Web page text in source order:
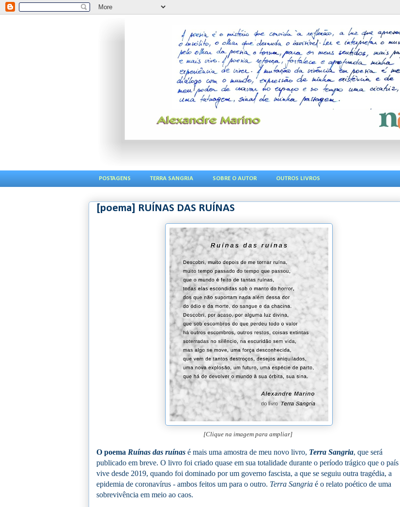
POSTAGENS TERRA SANGRIA SOBRE O AUTOR OUTROS LIVROS
[poema] RUÍNAS DAS RUÍNAS
[Clique na imagem para ampliar]
O poema Ruínas das ruínas é mais uma amostra de meu novo livro, Terra Sangria, que será
publicado em breve. O livro foi criado quase em sua totalidade durante o período trágico que o país
vive desde 2019, quando foi dominado por um governo fascista, a que se seguiu outra tragédia, a
epidemia de coronavírus - ambos feitos um para o outro. Terra Sangria é o relato poético de uma
sobrevivência em meio ao caos.